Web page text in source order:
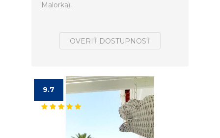
Malorka).
OVERIŤ DOSTUPNOSŤ
9.7